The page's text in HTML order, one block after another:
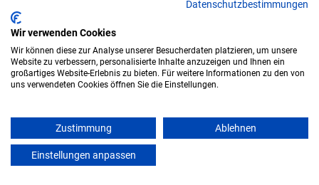
Duales Studium Informatik (B.Sc.) am
virtuellen Campus - COMPUTIME
Netzwerkservice GmbH
COMPUTIME Netzwerkservice GmbH
Datenschutzbestimmungen
Wir verwenden Cookies
Wir können diese zur Analyse unserer Besucherdaten platzieren, um unsere
Website zu verbessern, personalisierte Inhalte anzuzeigen und Ihnen ein
großartiges Website-Erlebnis zu bieten. Für weitere Informationen zu den von
uns verwendeten Cookies öffnen Sie die Einstellungen.
Zustimmung Ablehnen
Einstellungen anpassen